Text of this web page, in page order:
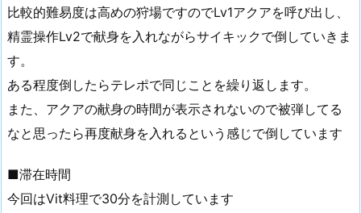
比較的難易度は高めの狩場ですのでLv1アクアを呼び出し、
精霊操作Lv2で献身を入れながらサイキックで倒していきま
す。
ある程度倒したらテレポで同じことを繰り返します。
また、アクアの献身の時間が表示されないので被弾してる
なと思ったら再度献身を入れるという感じで倒しています
■滞在時間
今回はVit料理で30分を計測しています